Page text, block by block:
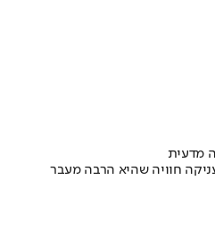
מדעית
חוויה שהיא הרבה מעבר